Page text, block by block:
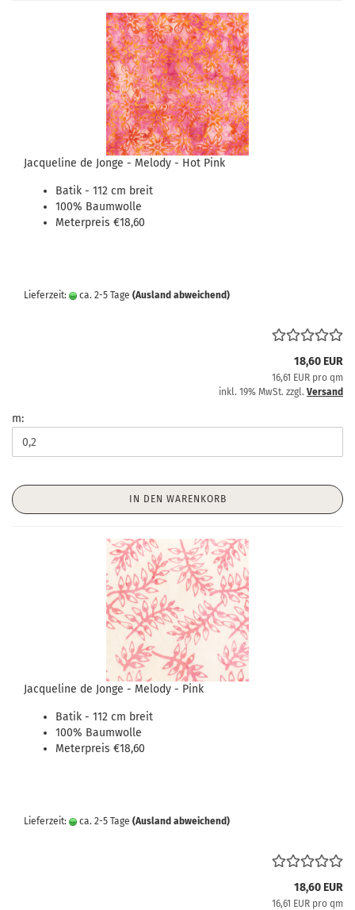
Jacqueline de Jonge - Melody - Hot Pink
Batik - 112 cm breit
100% Baumwolle
Meterpreis €18,60
Lieferzeit: ca. 2-5 Tage (Ausland abweichend)
18,60 EUR
16,61 EUR pro qm
inkl. 19% MwSt. zzgl. Versand
m:
IN DEN WARENKORB
Jacqueline de Jonge - Melody - Pink
Batik - 112 cm breit
100% Baumwolle
Meterpreis €18,60
Lieferzeit: ca. 2-5 Tage (Ausland abweichend)
18,60 EUR
16,61 EUR pro qm